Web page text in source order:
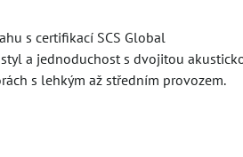
s certifikací SCS Global
a jednoduchost s dvojitou
s lehkým až středním provozem.